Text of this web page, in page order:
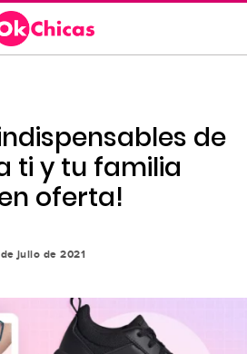
de
ti y tu familia
oferta!
julio de 2021